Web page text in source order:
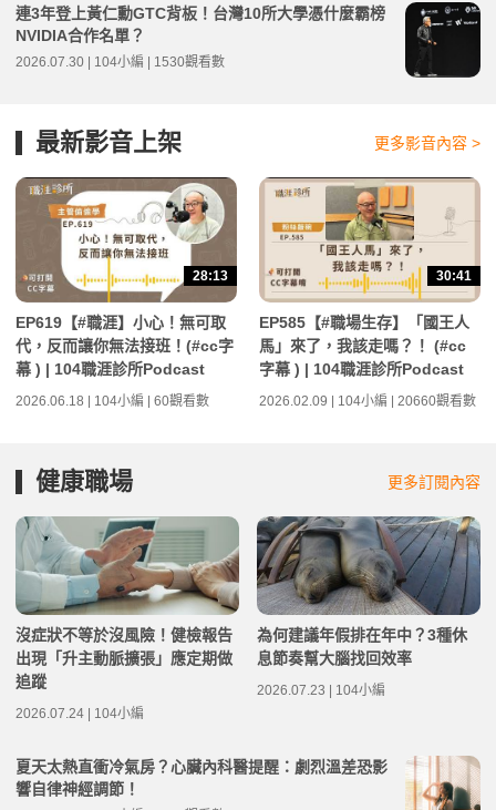
連3年登上黃仁勳GTC背板！台灣10所大學憑什麼霸榜
NVIDIA合作名單？
2026.07.30 | 104小編 | 1530觀看數
最新影音上架 更多影音內容 >
28:13
EP619【#職涯】小心！無可取
代，反而讓你無法接班！(#cc字
幕 ) | 104職涯診所Podcast
2026.06.18 | 104小編 | 60觀看數
30:41
EP585【#職場生存】「國王人
馬」來了，我該走嗎？！ (#cc
字幕 ) | 104職涯診所Podcast
2026.02.09 | 104小編 | 20660觀看數
健康職場 更多訂閱內容
沒症狀不等於沒風險！健檢報告
出現「升主動脈擴張」應定期做
追蹤
2026.07.24 | 104小編
為何建議年假排在年中？3種休
息節奏幫大腦找回效率
2026.07.23 | 104小編
夏天太熱直衝冷氣房？心臟內科醫提醒：劇烈溫差恐影
響自律神經調節！